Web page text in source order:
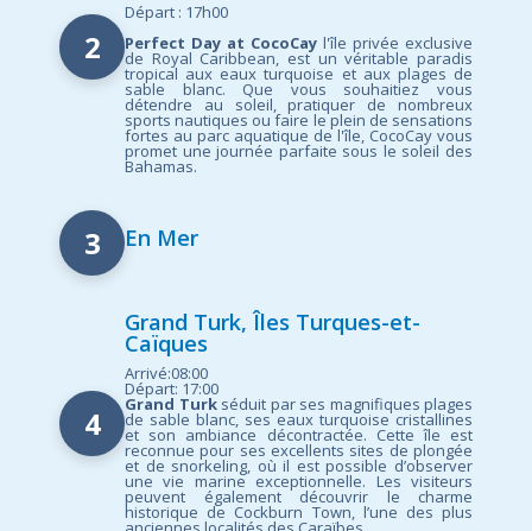
2
Départ : 17h00
Perfect Day at CocoCay l'île privée exclusive
de Royal Caribbean, est un véritable paradis
tropical aux eaux turquoise et aux plages de
sable blanc. Que vous souhaitiez vous
détendre au soleil, pratiquer de nombreux
sports nautiques ou faire le plein de sensations
fortes au parc aquatique de l'île, CocoCay vous
promet une journée parfaite sous le soleil des
Bahamas.
3 En Mer
4
Grand Turk, Îles Turques-et-
Caïques
Arrivé:08:00
Départ: 17:00
Grand Turk séduit par ses magnifiques plages
de sable blanc, ses eaux turquoise cristallines
et son ambiance décontractée. Cette île est
reconnue pour ses excellents sites de plongée
et de snorkeling, où il est possible d’observer
une vie marine exceptionnelle. Les visiteurs
peuvent également découvrir le charme
historique de Cockburn Town, l’une des plus